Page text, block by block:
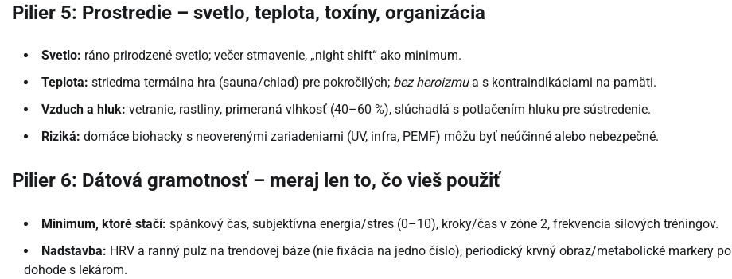
Pilier 5: Prostredie – svetlo, teplota, toxíny, organizácia
Svetlo: ráno prirodzené svetlo; večer stmavenie, „night shift“ ako minimum.
Teplota: striedma termálna hra (sauna/chlad) pre pokročilých; bez heroizmua s kontraindikáciami na pamäti.
Vzduch a hluk: vetranie, rastliny, primeraná vlhkosť (40–60 %), slúchadlá s potlačením hluku pre sústredenie.
Riziká: domáce biohacky s neoverenými zariadeniami (UV, infra, PEMF) môžu byť neúčinné alebo nebezpečné.
Pilier 6: Dátová gramotnosť – meraj len to, čo vieš použiť
Minimum, ktoré stačí: spánkový čas, subjektívna energia/stres (0–10), kroky/čas v zóne 2, frekvencia silových tréningov.
Nadstavba: HRV a ranný pulz na trendovej báze (nie fixácia na jedno číslo), periodický krvný obraz/metabolické markery po
dohode s lekárom.